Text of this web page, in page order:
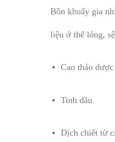
Bồn khuấy gia
liệu ở thể lỏng,
Cao thảo dược
Tinh dầu
Dịch chiết từ